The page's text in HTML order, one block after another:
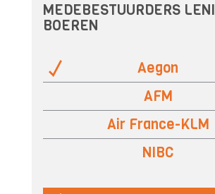
MEDEBESTUURDERS LENI
BOEREN
Aegon
AFM
Air France-KLM
NIBC